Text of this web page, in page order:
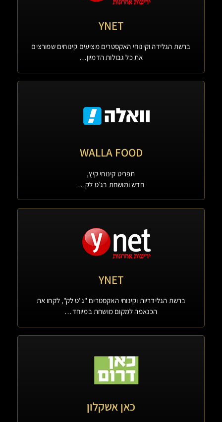
YNET
ברשת הגלידה וקינוחי האקסטרים מציעים קינוחים שפורצים
את כל גבולות הדמיון…
WALLA FOOD
תפריט קינוחי קיץ,
חדש ומושחת בג׳ט לק…
YNET
ברשת הגלידריות וקינוחי האקסטרים "ג'ט לק", לקחו את
הכנאפה למקום מושחת במיוחד…
כאן אשקלון